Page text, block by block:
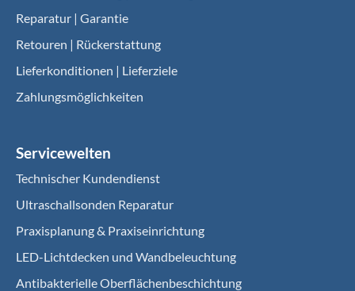
Reparatur | Garantie
Retouren | Rückerstattung
Lieferkonditionen | Lieferziele
Zahlungsmöglichkeiten
Servicewelten
Technischer Kundendienst
Ultraschallsonden Reparatur
Praxisplanung & Praxiseinrichtung
LED-Lichtdecken und Wandbeleuchtung
Antibakterielle Oberflächenbeschichtung